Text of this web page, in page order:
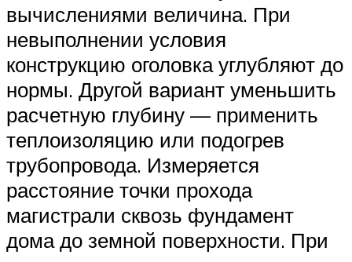
вычислениями величина. При
невыполнении условия
конструкцию оголовка углубляют до
нормы. Другой вариант уменьшить
расчетную глубину — применить
теплоизоляцию или подогрев
трубопровода. Измеряется
расстояние точки прохода
магистрали сквозь фундамент
дома до земной поверхности. При